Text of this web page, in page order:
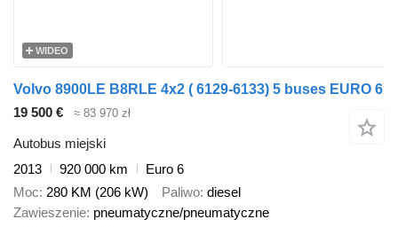
WIDEO
Volvo 8900LE B8RLE 4x2 ( 6129-6133) 5 buses EURO 6
19 500 €
≈ 83 970 zł
Autobus miejski
2013
920 000 km
Euro 6
Moc 280 KM (206 kW) Paliwo diesel
Zawieszenie pneumatyczne/pneumatyczne